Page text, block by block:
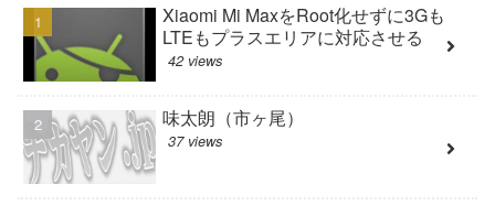
Xiaomi Mi MaxをRoot化せずに3Gも
LTEもプラスエリアに対応させる
42 views
味太朗（市ヶ尾）
37 views